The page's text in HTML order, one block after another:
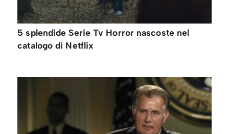
5 splendide Serie Tv Horror nascoste nel
catalogo di Netflix